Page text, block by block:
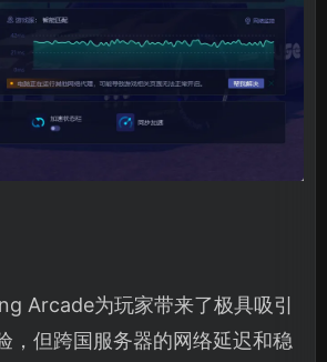
Arcade为玩家带来了极具吸引
，但跨国服务器的网络延迟和稳